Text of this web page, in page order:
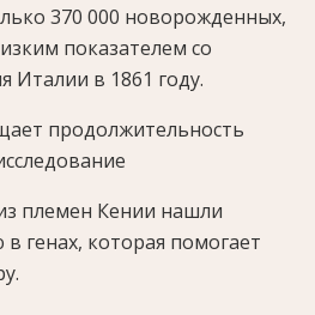
370 000 новорожденных,
показателем со
Италии в 1861 году.
продолжительность
племен Кении нашли
генах, которая помогает